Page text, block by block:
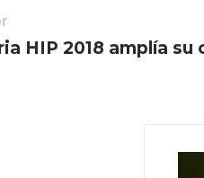
HIP 2018 amplía